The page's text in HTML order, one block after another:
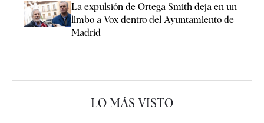
La expulsión de Ortega Smith deja en un
limbo a Vox dentro del Ayuntamiento de
Madrid
LO MÁS VISTO